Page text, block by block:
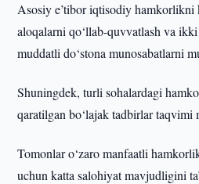
Asosiy e’tibor iqtisodiy hamkorlikni
aloqalarni qo‘llab-quvvatlash va
muddatli do‘stona munosabatlarni
Shuningdek, turli sohalardagi
qaratilgan bo‘lajak tadbirlar taqvimi
Tomonlar o‘zaro manfaatli
uchun katta salohiyat mavjudligini